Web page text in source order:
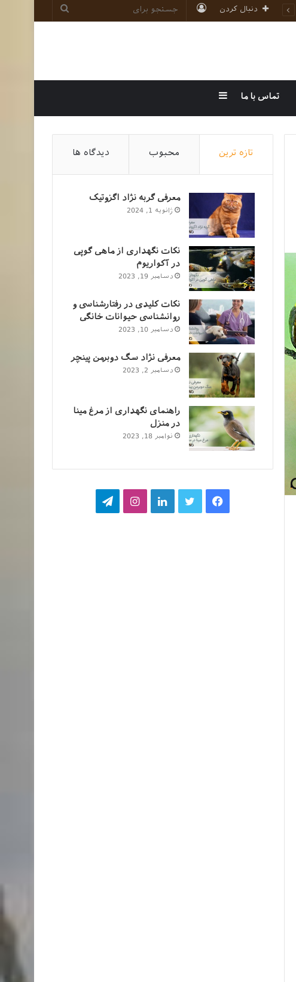
جستجو
ورود دنبال کردن
تماس با ما سایدبار
تازه ترین محبوب دیدگاه ها
معرفی گربه نژاد اگزوتیک
ژانویه 1, 2024
نکات نگهداری از ماهی گوپی
در آکواریوم
دسامبر 19, 2023
نکات کلیدی در رفتارشناسی و
روانشناسی حیوانات خانگی
دسامبر 10, 2023
معرفی نژاد سگ دوبرمن پینچر
دسامبر 2, 2023
راهنمای نگهداری از مرغ مینا
در منزل
نوامبر 18, 2023
فیسبوکتوییترلینکدایناینستاگرام
تلگرام